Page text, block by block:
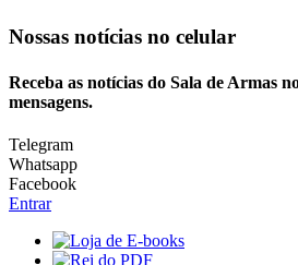
Nossas notícias no celular
Receba as notícias do Sala de Armas
mensagens.
Telegram
Whatsapp
Facebook
Entrar